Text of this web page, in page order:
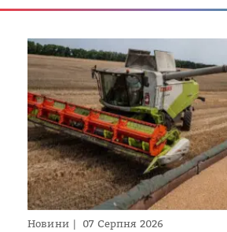
Новини 07 Серпня 2026